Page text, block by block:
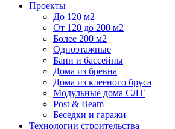
Проекты
До 120 м2
От 120 до 200 м2
Более 200 м2
Одноэтажные
Бани и бассейны
Дома из бревна
Дома из клееного бруса
Модульные дома СЛТ
Post & Beam
Беседки и гаражи
Технологии строительства